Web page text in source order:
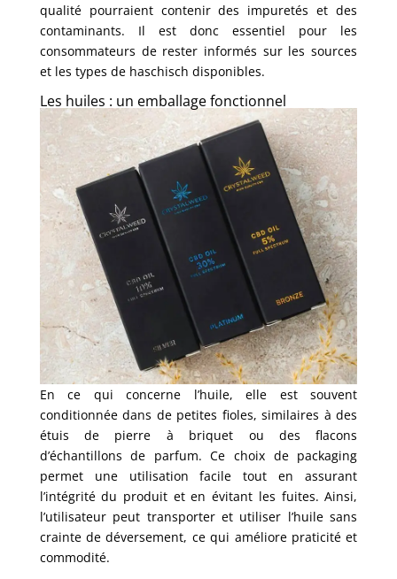
qualité pourraient contenir des impuretés et des
contaminants. Il est donc essentiel pour les
consommateurs de rester informés sur les sources
et les types de haschisch disponibles.
Les huiles : un emballage fonctionnel
En ce qui concerne l’huile, elle est souvent
conditionnée dans de petites fioles, similaires à des
étuis de pierre à briquet ou des flacons
d’échantillons de parfum. Ce choix de packaging
permet une utilisation facile tout en assurant
l’intégrité du produit et en évitant les fuites. Ainsi,
l’utilisateur peut transporter et utiliser l’huile sans
crainte de déversement, ce qui améliore praticité et
commodité.